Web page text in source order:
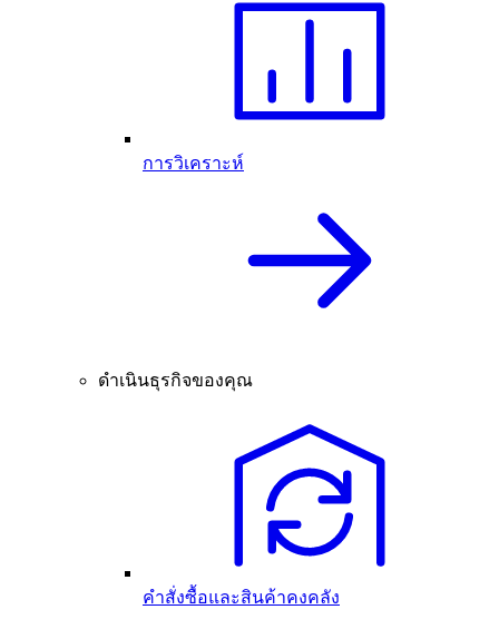
การวิเคราะห์
ดำเนินธุรกิจของคุณ
คำสั่งซื้อและสินค้าคงคลัง